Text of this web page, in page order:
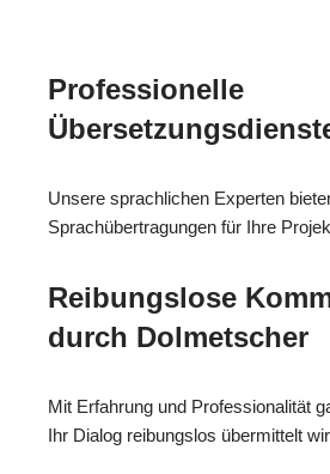
Professionelle
Unsere sprachlichen Experten
Sprachübertragungen für Ihre
Reibungslose
durch Dolmetscher
Mit Erfahrung und Professionalität
Ihr Dialog reibungslos übermittelt